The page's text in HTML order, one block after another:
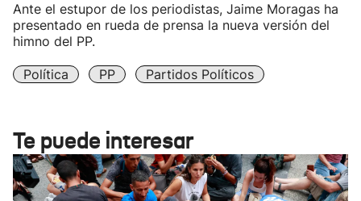
Ante el estupor de los periodistas, Jaime Moragas ha
presentado en rueda de prensa la nueva versión del
himno del PP.
Política PP Partidos Políticos
Te puede interesar